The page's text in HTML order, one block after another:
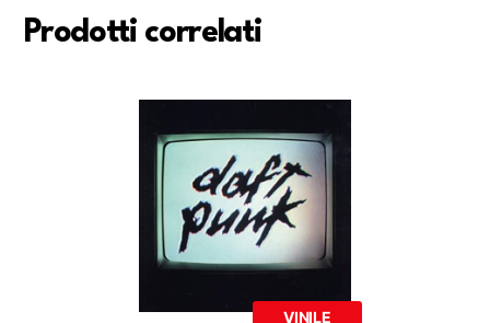
Prodotti correlati
VINILE